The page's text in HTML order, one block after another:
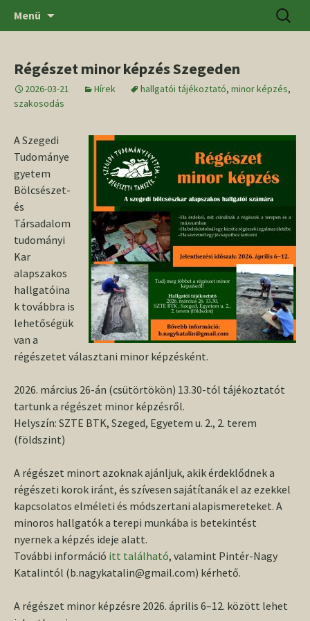
SZTE BTK Régészeti Tanszék
Menü
Régészet minor képzés Szegeden
2026-03-21 Hírek hallgatói tájékoztató, minor képzés,
szakosodás
A Szegedi
Tudománye
gyetem
Bölcsészet-
és
Társadalom
tudományi
Kar
alapszakos
hallgatóina
k továbbra is
lehetőségük
van a
régészetet választani minor képzésként.
2026. március 26-án (csütörtökön) 13.30-tól tájékoztatót
tartunk a régészet minor képzésről.
Helyszín: SZTE BTK, Szeged, Egyetem u. 2., 2. terem
(földszint)
A régészet minort azoknak ajánljuk, akik érdeklődnek a
régészeti korok iránt, és szívesen sajátítanák el az ezekkel
kapcsolatos elméleti és módszertani alapismereteket. A
minoros hallgatók a terepi munkába is betekintést
nyernek a képzés ideje alatt.
További információ itt található, valamint Pintér-Nagy
Katalintól (b.nagykatalin@gmail.com) kérhető.
A régészet minor képzésre 2026. április 6–12. között lehet